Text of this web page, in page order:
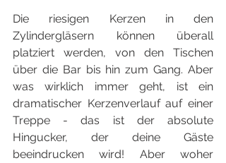
Die riesigen Kerzen in den
Zylindergläsern können überall
platziert werden, von den Tischen
über die Bar bis hin zum Gang. Aber
was wirklich immer geht, ist ein
dramatischer Kerzenverlauf auf einer
Treppe - das ist der absolute
Hingucker, der deine Gäste
beeindrucken wird! Aber woher